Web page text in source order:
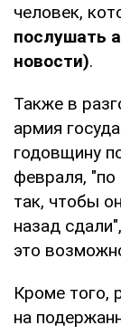
человек,
послушать
новости).
Также в
армия
годовщину
февраля, "по
так, чтобы
назад
это
Кроме того,
на